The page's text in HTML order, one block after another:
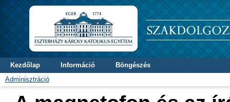
Kezdőlap Információ
Böngészés
Adminisztráció